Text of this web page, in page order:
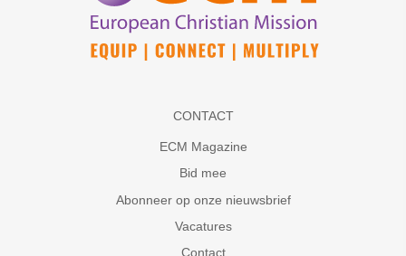
CONTACT
ECM Magazine
Bid mee
Abonneer op onze nieuwsbrief
Vacatures
Contact